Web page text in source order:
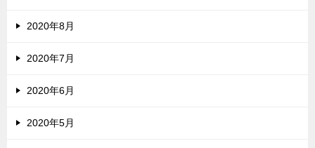
2020年8月
2020年7月
2020年6月
2020年5月